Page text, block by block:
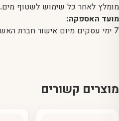
מומלץ לאחר כל שימוש לשטוף מים.
מועד האספקה:
7 ימי עסקים מיום אישור חברת האשראי.
מוצרים קשורים